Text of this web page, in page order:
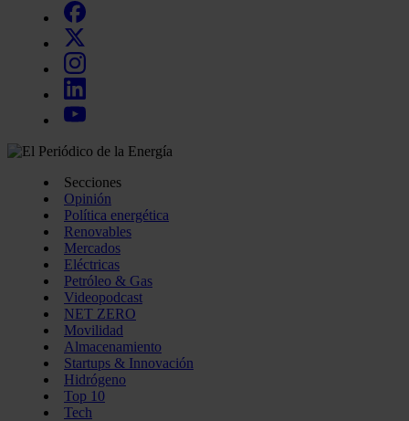
Secciones
Opinión
Política energética
Renovables
Mercados
Eléctricas
Petróleo & Gas
Videopodcast
NET ZERO
Movilidad
Almacenamiento
Startups & Innovación
Hidrógeno
Top 10
Tech